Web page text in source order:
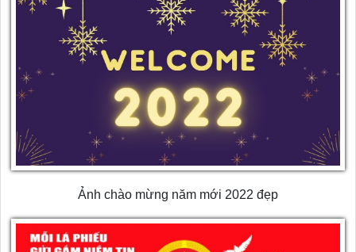
Ảnh chào mừng năm mới 2022 đẹp